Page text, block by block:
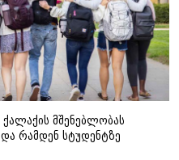
მშენებლობას
და რამდენ სტუდენტზე